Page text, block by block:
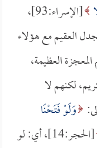
[الإسراء:93]،
العقيم مع هؤلاء
العظيمة،
لكنهم لا
وَلَوْ فَتَحْنَا
[الحجر:14]، أي: لو